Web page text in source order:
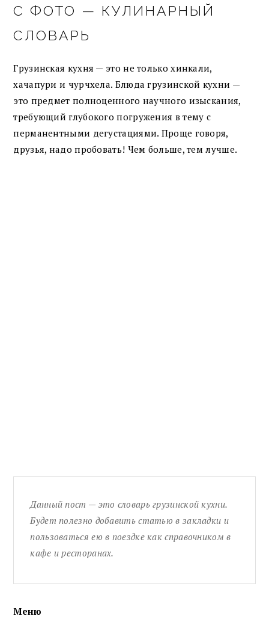
С ФОТО — КУЛИНАРНЫЙ
СЛОВАРЬ
Грузинская кухня — это не только хинкали,
хачапури и чурчхела. Блюда грузинской кухни —
это предмет полноценного научного изыскания,
требующий глубокого погружения в тему с
перманентными дегустациями. Проще говоря,
друзья, надо пробовать! Чем больше, тем лучше.
Данный пост — это словарь грузинской кухни.
Будет полезно добавить статью в закладки и
пользоваться ею в поездке как справочником в
кафе и ресторанах.
Меню